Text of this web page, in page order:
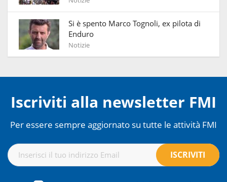
Si è spento Marco Tognoli, ex pilota di
Enduro
Notizie
Iscriviti alla newsletter FMI
Per essere sempre aggiornato su tutte le attività FMI